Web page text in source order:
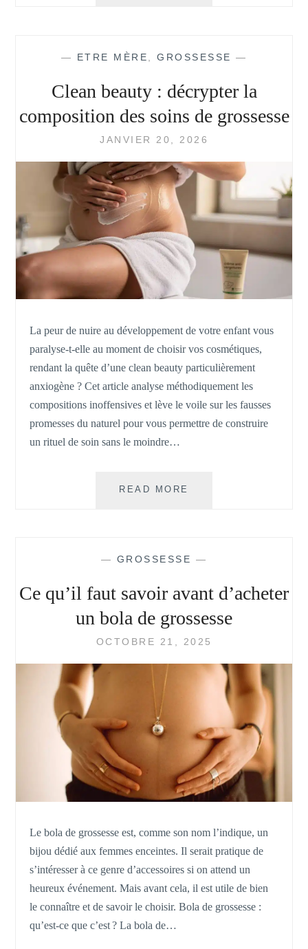
GROSSESSE
— ETRE MÈRE GROSSESSE —
Clean beauty : décrypter la
composition des soins de grossesse
JANVIER 20, 2026
La peur de nuire au développement de votre enfant vous
paralyse-t-elle au moment de choisir vos cosmétiques,
rendant la quête d’une clean beauty particulièrement
anxiogène ? Cet article analyse méthodiquement les
compositions inoffensives et lève le voile sur les fausses
promesses du naturel pour vous permettre de construire
un rituel de soin sans le moindre…
READ MORE
COMPOSITION
SOINS
GROSSESSE
— GROSSESSE —
Ce qu’il faut savoir avant d’acheter
un bola de grossesse
OCTOBRE 21, 2025
Le bola de grossesse est, comme son nom l’indique, un
bijou dédié aux femmes enceintes. Il serait pratique de
s’intéresser à ce genre d’accessoires si on attend un
heureux événement. Mais avant cela, il est utile de bien
le connaître et de savoir le choisir. Bola de grossesse :
qu’est-ce que c’est ? La bola de…